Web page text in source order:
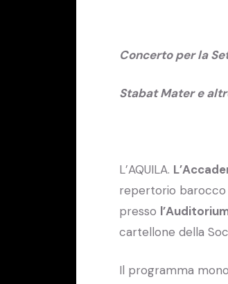
Concerto per la
Stabat Mater e
L’AQUILA.
repertorio barocco
presso
cartellone della
Il programma